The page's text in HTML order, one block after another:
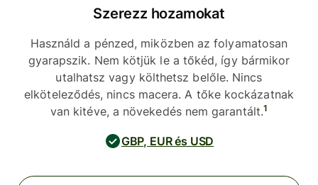
Szerezz hozamokat
Használd a pénzed, miközben az folyamatosan
gyarapszik. Nem kötjük le a tőkéd, így bármikor
utalhatsz vagy költhetsz belőle. Nincs
elköteleződés, nincs macera. A tőke kockázatnak
van kitéve, a növekedés nem garantált.1
GBP, EUR és USD